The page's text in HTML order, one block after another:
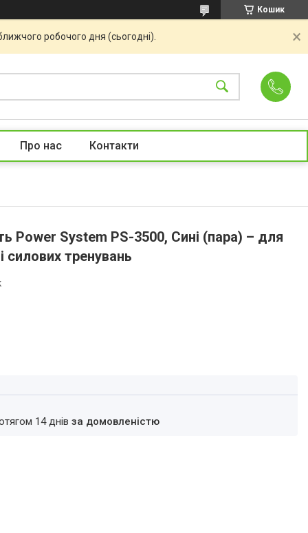
Кошик
робочого дня (сьогодні).
Про нас Контакти
Power System PS-3500, Сині (пара) – для
силових тренувань
14 днівза домовленістю